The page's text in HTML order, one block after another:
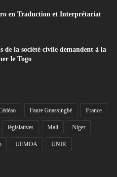
en Traduction et Interprétariat
la société civile demandent à la
le Togo
Faure Gnassingbé France
législatives Mali Niger
UEMOA UNIR